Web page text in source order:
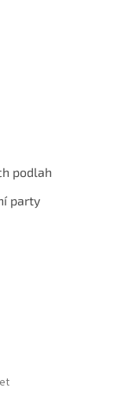
podlah
party